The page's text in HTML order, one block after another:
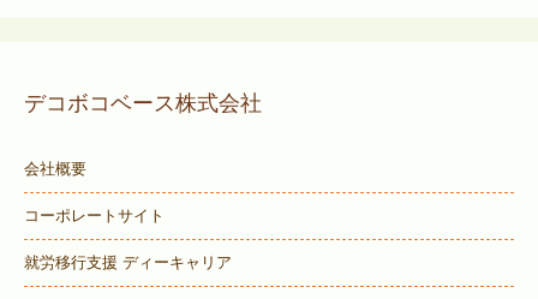
デコボコベース株式会社
会社概要
コーポレートサイト
就労移行支援 ディーキャリア